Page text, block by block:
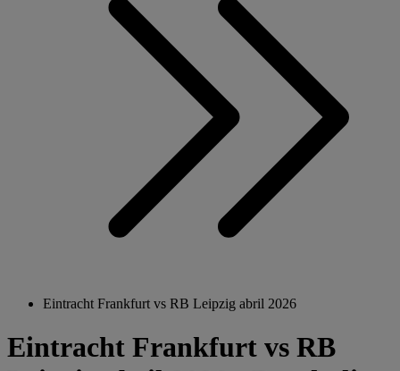
Eintracht Frankfurt vs RB Leipzig abril 2026
Eintracht Frankfurt vs RB